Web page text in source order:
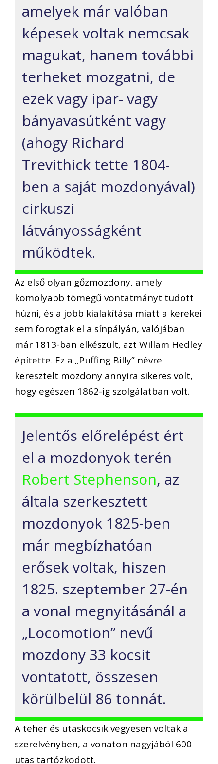
amelyek már valóban
képesek voltak nemcsak
magukat, hanem további
terheket mozgatni, de
ezek vagy ipar- vagy
bányavasútként vagy
(ahogy Richard
Trevithick tette 1804-
ben a saját mozdonyával)
cirkuszi
látványosságként
működtek.
Az első olyan gőzmozdony, amely
komolyabb tömegű vontatmányt tudott
húzni, és a jobb kialakítása miatt a kerekei
sem forogtak el a sínpályán, valójában
már 1813-ban elkészült, azt Willam Hedley
építette. Ez a „Puffing Billy” névre
keresztelt mozdony annyira sikeres volt,
hogy egészen 1862-ig szolgálatban volt.
Jelentős előrelépést ért
el a mozdonyok terén
Robert Stephenson, az
általa szerkesztett
mozdonyok 1825-ben
már megbízhatóan
erősek voltak, hiszen
1825. szeptember 27-én
a vonal megnyitásánál a
„Locomotion” nevű
mozdony 33 kocsit
vontatott, összesen
körülbelül 86 tonnát.
A teher és utaskocsik vegyesen voltak a
szerelvényben, a vonaton nagyjából 600
utas tartózkodott.